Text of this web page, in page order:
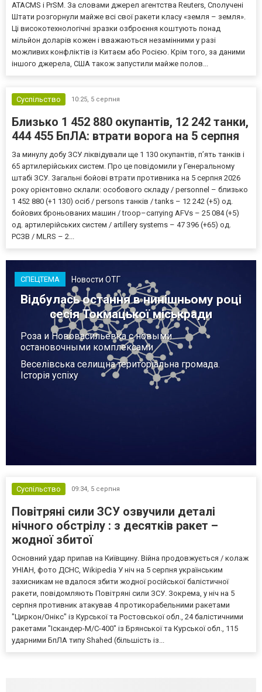
ATACMS і PrSM. За словами джерел агентства Reuters, Сполучені
Штати розгорнули майже всі свої ракети класу «земля – земля».
Ці високотехнологічні зразки озброєння коштують понад
мільйон доларів кожен і вважаються незамінними у разі
можливих конфліктів із Китаєм або Росією. Крім того, за даними
іншого джерела, США також запустили майже полов...
Суспільство 10:25, 5 серпня
Близько 1 452 880 окупантів, 12 242 танки,
444 455 БпЛА: втрати ворога на 5 серпня
За минулу добу ЗСУ ліквідували ще 1 130 окупантів, пʼять танків і
65 артилерійських систем. Про це повідомили у Генеральному
штабі ЗСУ. Загальні бойові втрати противника на 5 серпня 2026
року орієнтовно склали: особового складу / personnel – близько
1 452 880 (+1 130) осіб / persons танків / tanks – 12 242 (+5) од.
бойових броньованих машин / troop–carrying AFVs – 25 084 (+5)
од. артилерійських систем / artillery systems – 47 396 (+65) од.
РСЗВ / MLRS – 2...
СПЕЦТЕМА Новости ОТГ
Відбулась остання в нинішньому році
сесія Токмацької міськради
Роза и Нововасильевка с новыми
остановочными комплексами
Веселівська селищна територіальна громада.
Історія успіху
Суспільство 09:34, 5 серпня
Повітряні сили ЗСУ озвучили деталі
нічного обстрілу : з десятків ракет –
жодної збитої
Основний удар припав на Київщину. Війна продовжується / колаж
УНІАН, фото ДСНС, Wikipedia У ніч на 5 серпня українським
захисникам не вдалося збити жодної російської балістичної
ракети, повідомляють Повітряні сили ЗСУ. Зокрема, у ніч на 5
серпня противник атакував 4 протикорабельними ракетами
"Циркон/Онікс" із Курської та Ростовської обл., 24 балістичними
ракетами "Іскандер-М/С-400" із Брянської та Курської обл., 115
ударними БпЛА типу Shahed (більшість із...